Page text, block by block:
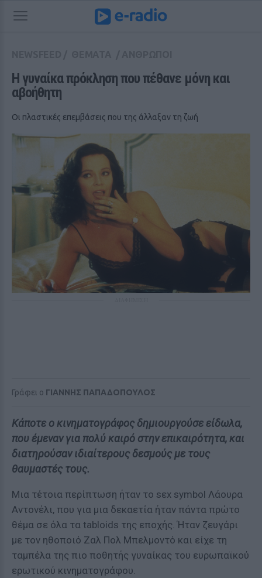
Η γυναίκα πρόκληση που πέθανε μόνη και
αβοήθητη
Οι πλαστικές επεμβάσεις που της άλλαξαν τη ζωή
Γράφει ο ΓΙΑΝΝΗΣ ΠΑΠΑΔΟΠΟΥΛΟΣ
Κάποτε ο κινηματογράφος δημιουργούσε είδωλα,
που έμεναν για πολύ καιρό στην επικαιρότητα, και
διατηρούσαν ιδιαίτερους δεσμούς με τους
θαυμαστές τους.
Μια τέτοια περίπτωση ήταν το sεx symbol Λάουρα
Αντονέλι, που για μια δεκαετία ήταν πάντα πρώτο
θέμα σε όλα τα tabloids της εποχής. Ήταν ζευγάρι
με τον ηθοποιό Ζαλ Πολ Μπελμοντό και είχε τη
ταμπέλα της πιο ποθητής γυναίκας του ευρωπαϊκού
ερωτικού κινηματογράφου.